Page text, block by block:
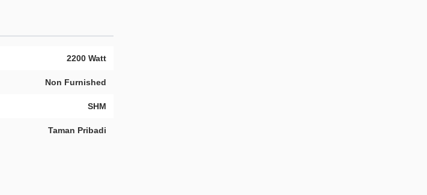
2200 Watt
Non Furnished
SHM
Taman Pribadi